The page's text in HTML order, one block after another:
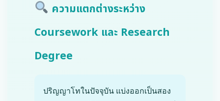
ความแตกต่างระหว่าง
Coursework และ Research
Degree
ปริญญาโทในปัจจุบัน แบ่งออกเป็นสอง